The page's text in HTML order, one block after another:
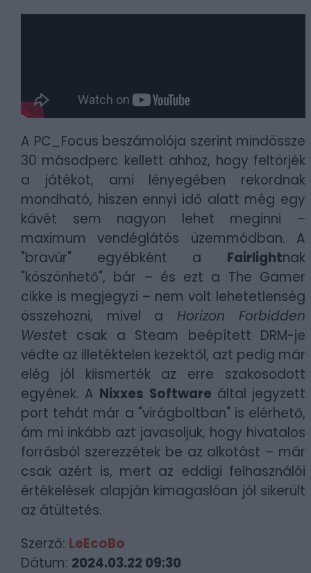
A PC_Focus beszámolója szerint mindössze
30 másodperc kellett ahhoz, hogy feltörjék
a játékot, ami lényegében rekordnak
mondható, hiszen ennyi idő alatt még egy
kávét sem nagyon lehet meginni –
maximum vendéglátós üzemmódban. A
"bravúr" egyébként a Fairlightnak
"köszönhető", bár – és ezt a The Gamer
cikke is megjegyzi – nem volt lehetetlenség
összehozni, mivel a Horizon Forbidden
Westet csak a Steam beépített DRM-je
védte az illetéktelen kezektől, azt pedig már
elég jól kiismerték az erre szakosodott
egyének. A Nixxes Software által jegyzett
port tehát már a "virágboltban" is elérhető,
ám mi inkább azt javasoljuk, hogy hivatalos
forrásból szerezzétek be az alkotást – már
csak azért is, mert az eddigi felhasználói
értékelések alapján kimagaslóan jól sikerült
az átültetés.
Szerző: LeEcoBo
Dátum: 2024.03.22 09:30